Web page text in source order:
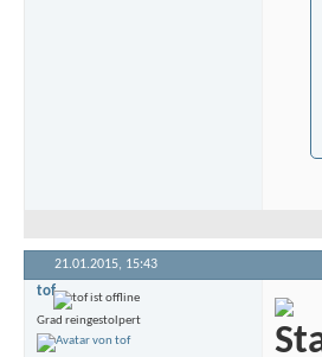
21.01.2015, 15:43
tof
Grad reingestolpert